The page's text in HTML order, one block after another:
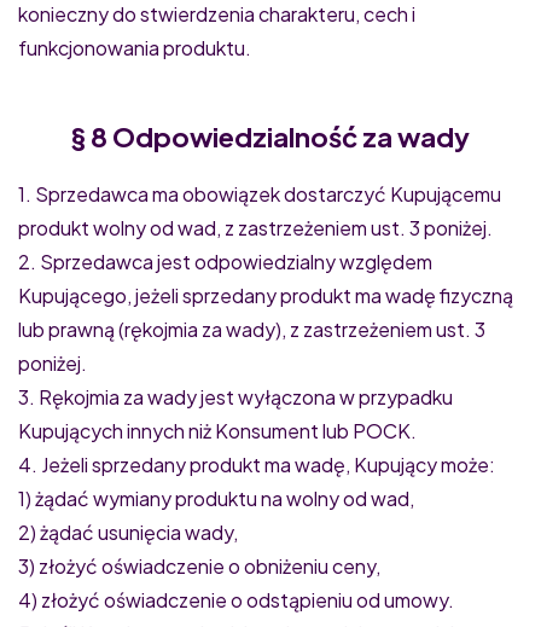
konieczny do stwierdzenia charakteru, cech i
funkcjonowania produktu.
§ 8 Odpowiedzialność za wady
1. Sprzedawca ma obowiązek dostarczyć Kupującemu
produkt wolny od wad, z zastrzeżeniem ust. 3 poniżej.
2. Sprzedawca jest odpowiedzialny względem
Kupującego, jeżeli sprzedany produkt ma wadę fizyczną
lub prawną (rękojmia za wady), z zastrzeżeniem ust. 3
poniżej.
3. Rękojmia za wady jest wyłączona w przypadku
Kupujących innych niż Konsument lub POCK.
4. Jeżeli sprzedany produkt ma wadę, Kupujący może:
1) żądać wymiany produktu na wolny od wad,
2) żądać usunięcia wady,
3) złożyć oświadczenie o obniżeniu ceny,
4) złożyć oświadczenie o odstąpieniu od umowy.